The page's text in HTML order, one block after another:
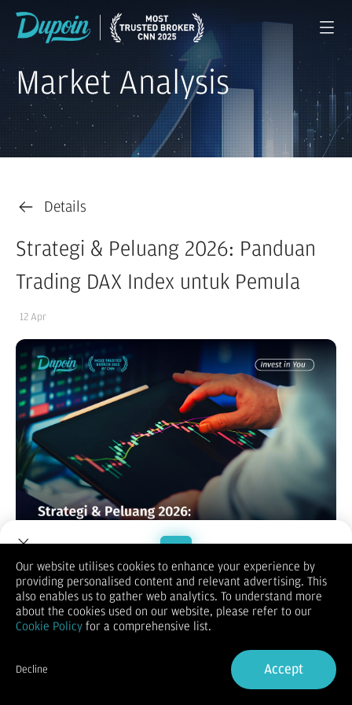
Market Analysis
Details
Strategi & Peluang 2026: Panduan
Trading DAX Index untuk Pemula
12 Apr
Memasuki tahun 2026, dinamika pasar keuangan global
semakin menarik untuk diikuti, terutama di kawasan Eropa.
Jika Anda sedang mencari instrumen yang menawarkan
pergerakan harga yang "gesit" namun tetap memiliki
fundamental yang kuat, maka Trading DAX Index untuk Trader
DAX Index bukan sekadar angka di layar monitor; ia adalah
representasi dari kekuatan ekonomi terbesar di Eropa, yaitu
Jerman. Bagi Anda yang ingin memperluas portofolio di luar
Welcome to Dupoin.
Trade with a Trusted Broker
Sign in
Our website utilises cookies to enhance your experience by
providing personalised content and relevant advertising. This
also enables us to gather web analytics. To understand more
about the cookies used on our website, please refer to our
Cookie Policy for a comprehensive list.
Decline Accept